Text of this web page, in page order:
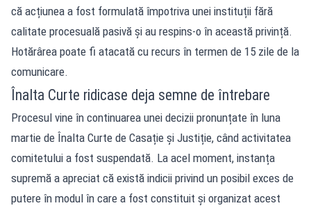
că acțiunea a fost formulată împotriva unei instituții fără
calitate procesuală pasivă și au respins-o în această privință.
Hotărârea poate fi atacată cu recurs în termen de 15 zile de la
comunicare.
Înalta Curte ridicase deja semne de întrebare
Procesul vine în continuarea unei decizii pronunțate în luna
martie de Înalta Curte de Casație și Justiție, când activitatea
comitetului a fost suspendată. La acel moment, instanța
supremă a apreciat că există indicii privind un posibil exces de
putere în modul în care a fost constituit și organizat acest